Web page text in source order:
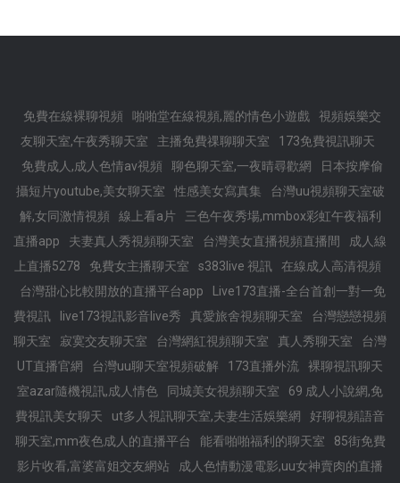
免費在線裸聊視頻 啪啪堂在線視頻,麗的情色小遊戲
視頻娛樂交
友聊天室,午夜秀聊天室
主播免費祼聊聊天室
173免費視訊聊天
免費成人,成人色情av視頻
聊色聊天室,一夜晴尋歡網
日本按摩偷
攝短片youtube,美女聊天室
性感美女寫真集
台灣uu視頻聊天室破
解,女同激情視頻
線上看a片
三色午夜秀場,mmbox彩虹午夜福利
直播app
夫妻真人秀視頻聊天室 台灣美女直播視頻直播間
成人線
上直播5278
免費女主播聊天室 s383live 視訊
在線成人高清視頻
台灣甜心比較開放的直播平台app
Live173直播-全台首創一對一免
費視訊
live173視訊影音live秀 真愛旅舍視頻聊天室
台灣戀戀視頻
聊天室
寂寞交友聊天室 台灣網紅視頻聊天室 真人秀聊天室
台灣
UT直播官網
台灣uu聊天室視頻破解 173直播外流
裸聊視訊聊天
室azar隨機視訊,成人情色
同城美女視頻聊天室
69 成人小說網,免
費視訊美女聊天
ut多人視訊聊天室,夫妻生活娛樂網
好聊視頻語音
聊天室,mm夜色成人的直播平台
能看啪啪福利的聊天室
85街免費
影片收看,富婆富姐交友網站
成人色情動漫電影,uu女神賣肉的直播